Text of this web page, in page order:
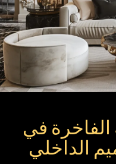
الفاخرة في
الداخلي